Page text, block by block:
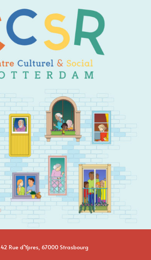
42 Rue d'Ypres, 67000 Strasbourg